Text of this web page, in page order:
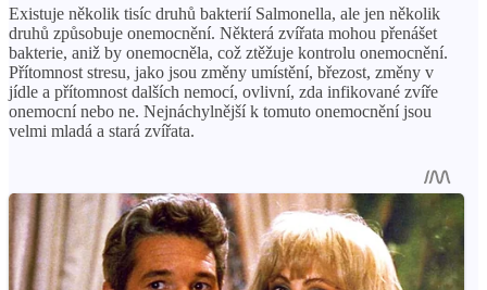
Existuje několik tisíc druhů bakterií Salmonella, ale jen několik
druhů způsobuje onemocnění. Některá zvířata mohou přenášet
bakterie, aniž by onemocněla, což ztěžuje kontrolu onemocnění.
Přítomnost stresu, jako jsou změny umístění, březost, změny v
jídle a přítomnost dalších nemocí, ovlivní, zda infikované zvíře
onemocní nebo ne. Nejnáchylnější k tomuto onemocnění jsou
velmi mladá a stará zvířata.